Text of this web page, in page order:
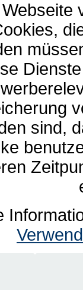
sind,